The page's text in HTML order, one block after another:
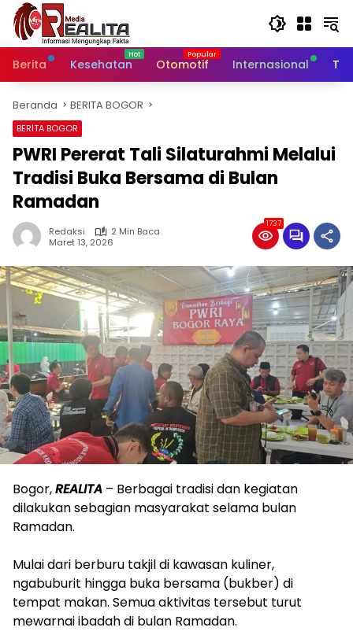
Langsung
konten
Berita
Kesehatan Otomotif Internasional
Beranda BERITA BOGOR
BERITA BOGOR
PWRI Pererat Tali Silaturahmi Melalui
Tradisi Buka Bersama di Bulan
Ramadan
Redaksi
2 Min Baca
Maret 13, 2026
1737
Bogor,REALITA – Berbagai tradisi dan kegiatan
dilakukan sebagian masyarakat selama bulan
Ramadan.
Mulai dari berburu takjil di kawasan kuliner,
ngabuburit hingga buka bersama (bukber) di
tempat makan. Semua aktivitas tersebut turut
mewarnai ibadah di bulan Ramadan.